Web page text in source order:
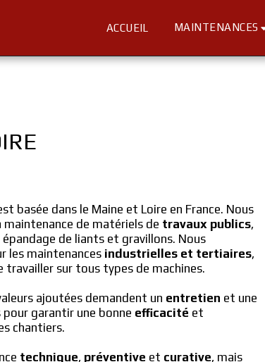
ACCUEIL MAINTENANCES
basée dans le Maine et Loire en France. Nous
maintenance de matériels de travaux publics,
de liants et gravillons. Nous
les maintenances industrielles et tertiaires,
travailler sur tous types de machines.
ajoutées demandent un entretien et une
garantir une bonne efficacité et
chantiers.
technique, préventive et curative, mais